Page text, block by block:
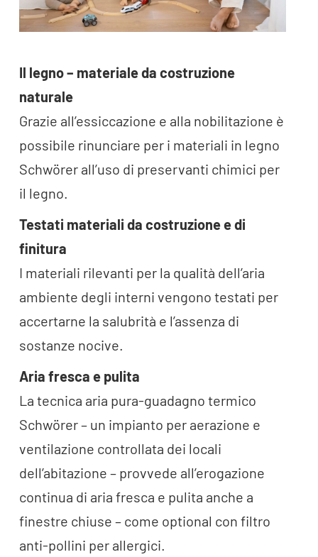
Il legno – materiale da costruzione
naturale
Grazie all’essiccazione e alla nobilitazione è
possibile rinunciare per i materiali in legno
Schwörer all’uso di preservanti chimici per
il legno.
Testati materiali da costruzione e di
finitura
I materiali rilevanti per la qualità dell’aria
ambiente degli interni vengono testati per
accertarne la salubrità e l’assenza di
sostanze nocive.
Aria fresca e pulita
La tecnica aria pura-guadagno termico
Schwörer – un impianto per aerazione e
ventilazione controllata dei locali
dell’abitazione – provvede all’erogazione
continua di aria fresca e pulita anche a
finestre chiuse – come optional con filtro
anti-pollini per allergici.